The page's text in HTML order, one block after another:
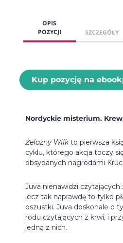
OPIS
POZYCJI
SZCZEGÓŁY
Kup pozycję na
Nordyckie misterium.
Żelazny Wilkto pierwsza
cyklu, którego akcja toczy
obsypanych nagrodami
Juva nienawidzi czytających
lecz tak naprawdę to tylko
oszustki. Juva doskonale o
rodu czytających z krwi, i
jedną z nich.